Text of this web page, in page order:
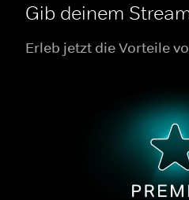
Gib deinem
Erleb jetzt die Vorteile